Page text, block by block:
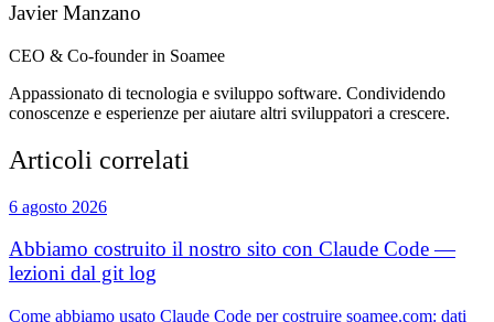
Javier Manzano
CEO & Co-founder in Soamee
Appassionato di tecnologia e sviluppo software. Condividendo
conoscenze e esperienze per aiutare altri sviluppatori a crescere.
Articoli correlati
6 agosto 2026
Abbiamo costruito il nostro sito con Claude Code —
lezioni dal git log
Come abbiamo usato Claude Code per costruire soamee.com: dati